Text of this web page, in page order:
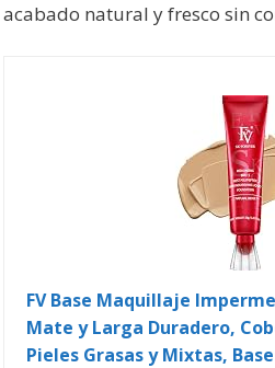
acabado natural y fresco sin
FV Base Maquillaje
Mate y Larga Duradero,
Pieles Grasas y Mixtas,